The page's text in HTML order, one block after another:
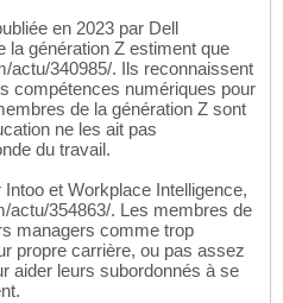
en 2023 par Dell
la génération Z estiment que
actu/340985/. Ils reconnaissent
compétences numériques pour
de la génération Z sont
ne les ait pas
du travail.
et Workplace Intelligence,
actu/354863/. Les membres de
managers comme trop
propre carrière, ou pas assez
aider leurs subordonnés à se